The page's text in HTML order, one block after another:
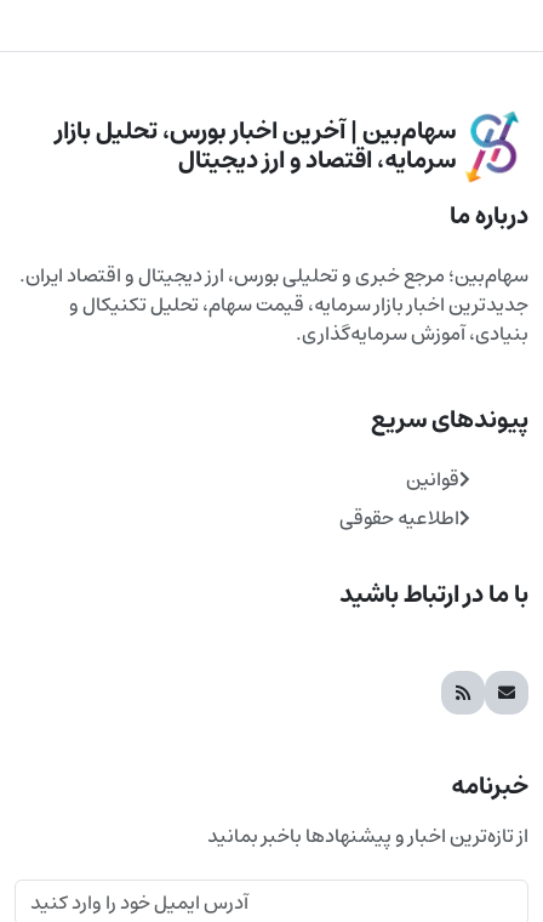
سهام‌بین | آخرین اخبار بورس، تحلیل بازار
سرمایه، اقتصاد و ارز دیجیتال
درباره ما
سهام‌بین؛ مرجع خبری و تحلیلی بورس، ارز دیجیتال و اقتصاد ایران.
جدیدترین اخبار بازار سرمایه، قیمت سهام، تحلیل تکنیکال و
بنیادی، آموزش سرمایه‌گذاری.
پیوندهای سریع
قوانین
اطلاعیه حقوقی
با ما در ارتباط باشید
خبرنامه
از تازه‌ترین اخبار و پیشنهادها باخبر بمانید